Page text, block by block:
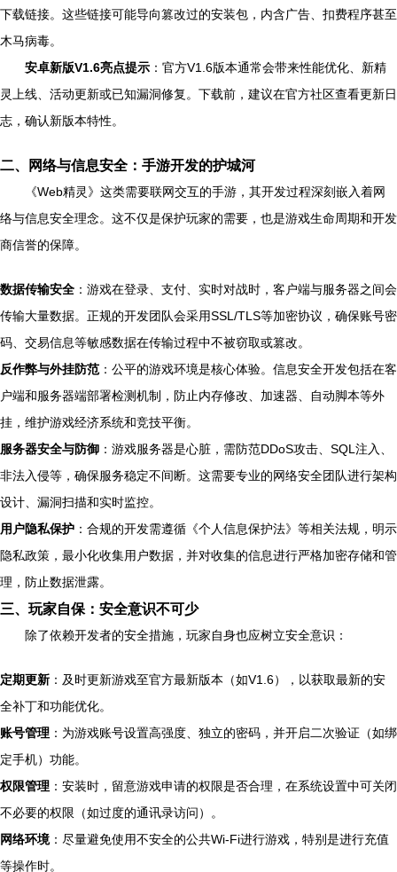
下载链接。这些链接可能导向篡改过的安装包，内含广告、扣费程序甚至
木马病毒。
安卓新版V1.6亮点提示 ：官方V1.6版本通常会带来性能优化、新精
灵上线、活动更新或已知漏洞修复。下载前，建议在官方社区查看更新日
志，确认新版本特性。
二、网络与信息安全：手游开发的护城河
《Web精灵》这类需要联网交互的手游，其开发过程深刻嵌入着网
络与信息安全理念。这不仅是保护玩家的需要，也是游戏生命周期和开发
商信誉的保障。
数据传输安全 ：游戏在登录、支付、实时对战时，客户端与服务器之间会
传输大量数据。正规的开发团队会采用SSL/TLS等加密协议，确保账号密
码、交易信息等敏感数据在传输过程中不被窃取或篡改。
反作弊与外挂防范 ：公平的游戏环境是核心体验。信息安全开发包括在客
户端和服务器端部署检测机制，防止内存修改、加速器、自动脚本等外
挂，维护游戏经济系统和竞技平衡。
服务器安全与防御 ：游戏服务器是心脏，需防范DDoS攻击、SQL注入、
非法入侵等，确保服务稳定不间断。这需要专业的网络安全团队进行架构
设计、漏洞扫描和实时监控。
用户隐私保护 ：合规的开发需遵循《个人信息保护法》等相关法规，明示
隐私政策，最小化收集用户数据，并对收集的信息进行严格加密存储和管
理，防止数据泄露。
三、玩家自保：安全意识不可少
除了依赖开发者的安全措施，玩家自身也应树立安全意识：
定期更新 ：及时更新游戏至官方最新版本（如V1.6），以获取最新的安
全补丁和功能优化。
账号管理 ：为游戏账号设置高强度、独立的密码，并开启二次验证（如绑
定手机）功能。
权限管理 ：安装时，留意游戏申请的权限是否合理，在系统设置中可关闭
不必要的权限（如过度的通讯录访问）。
网络环境：尽量避免使用不安全的公共Wi-Fi进行游戏，特别是进行充值
等操作时。